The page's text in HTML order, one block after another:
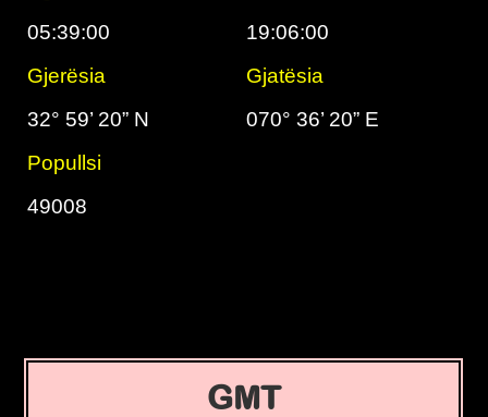
05:39:00
19:06:00
Gjerësia
Gjatësia
32° 59’ 20” N
070° 36’ 20” E
Popullsi
49008
GMT